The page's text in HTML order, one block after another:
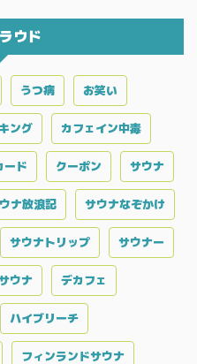
ウド
うつ病 お笑い
ング カフェイン中毒
ード クーポン サウナ
ナ放浪記 サウナなぞかけ
サウナトリップ サウナー
ウナ デカフェ
ハイブリーチ
フィンランドサウナ